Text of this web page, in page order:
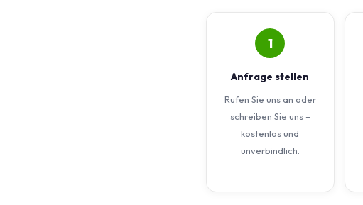
1
Anfrage stellen
Rufen Sie uns an oder
schreiben Sie uns –
kostenlos und
unverbindlich.